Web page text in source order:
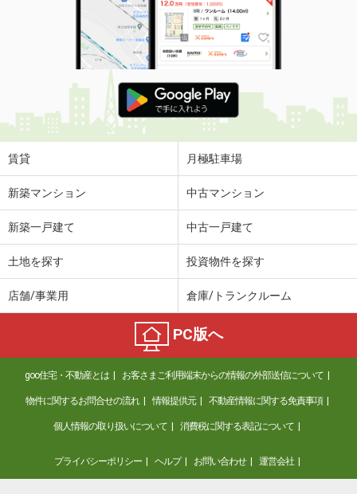
賃貸 月極駐車場
新築マンション 中古マンション
新築一戸建て 中古一戸建て
土地を探す 投資物件を探す
店舗/事業用 倉庫/トランクルーム
PC版へ
goo住宅・不動産とは お客さまご利用端末からの情報の外部送信について
物件に関するお問合せの流れ 情報提供元 不動産情報に関する免責事項
個人情報の取り扱いについて 消費税に関する表記について
プライバシーポリシー ヘルプ お問い合わせ 運営会社